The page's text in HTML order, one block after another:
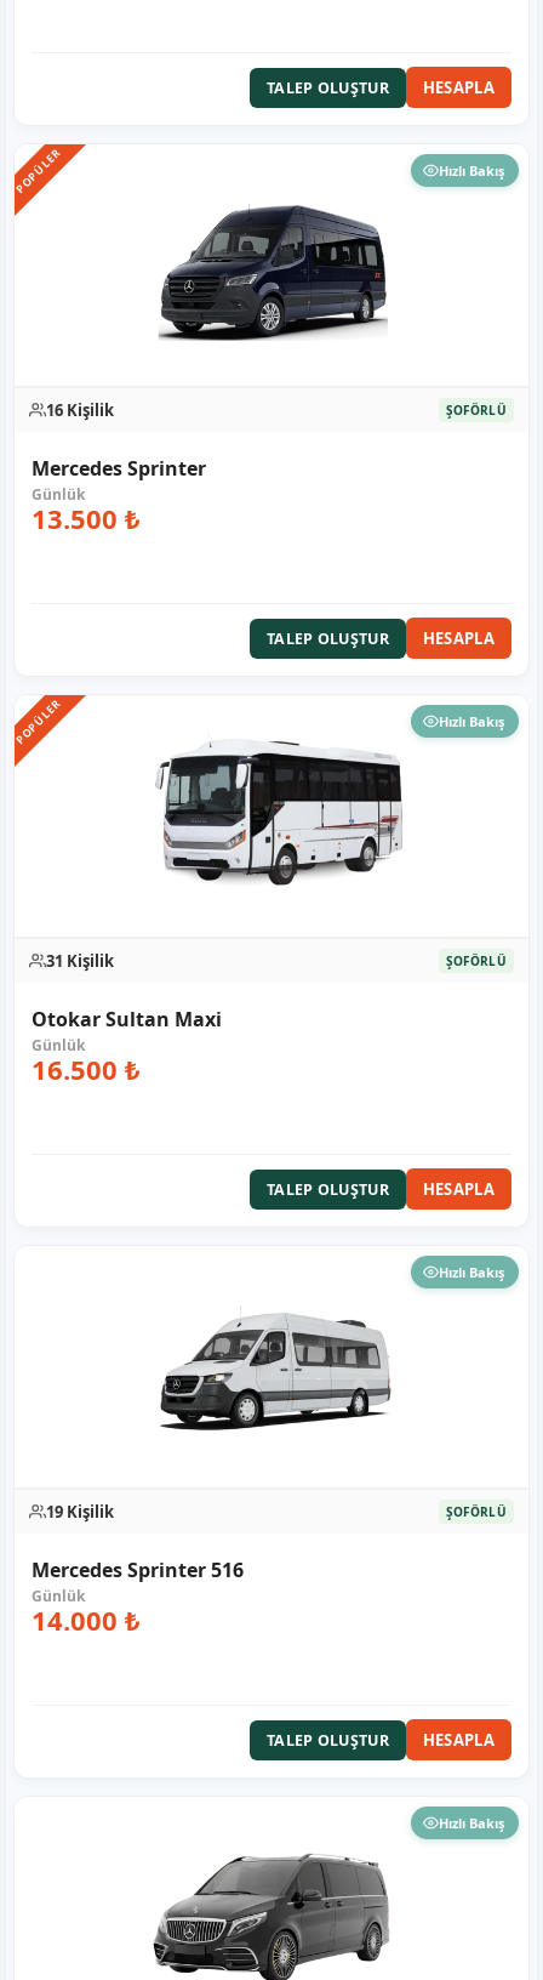
TALEP OLUŞTUR HESAPLA
POPÜLER Hızlı Bakış
16 Kişilik ŞOFÖRLÜ
Mercedes Sprinter
13.500 ₺
TALEP OLUŞTUR HESAPLA
POPÜLER Hızlı Bakış
31 Kişilik ŞOFÖRLÜ
Otokar Sultan Maxi
16.500 ₺
TALEP OLUŞTUR HESAPLA
Hızlı Bakış
19 Kişilik ŞOFÖRLÜ
Mercedes Sprinter 516
14.000 ₺
TALEP OLUŞTUR HESAPLA
Hızlı Bakış